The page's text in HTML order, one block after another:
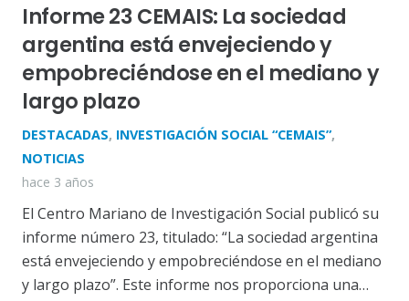
Informe 23 CEMAIS: La sociedad
argentina está envejeciendo y
empobreciéndose en el mediano y
largo plazo
DESTACADAS, INVESTIGACIÓN SOCIAL “CEMAIS”,
NOTICIAS
hace 3 años
El Centro Mariano de Investigación Social publicó su
informe número 23, titulado: “La sociedad argentina
está envejeciendo y empobreciéndose en el mediano
y largo plazo”. Este informe nos proporciona una…